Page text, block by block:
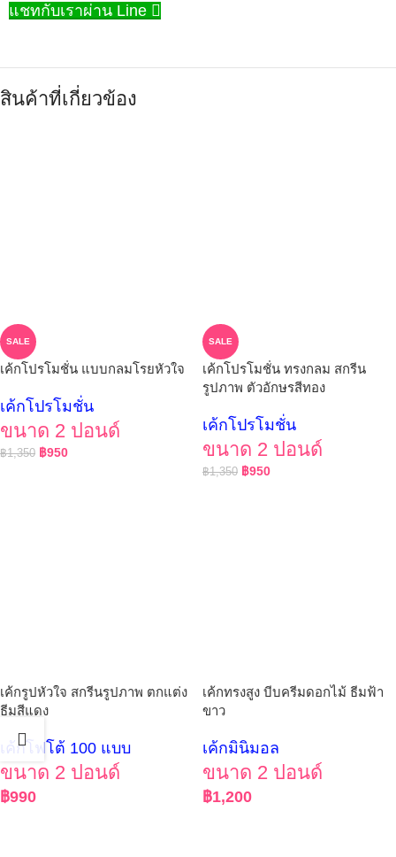
แชทกับเราผ่าน Line
สินค้าที่เกี่ยวข้อง
SALE
เค้กโปรโมชั่น แบบกลมโรยหัวใจ
เค้กโปรโมชั่น
ขนาด 2 ปอนด์
฿1,350 ฿950
SALE
เค้กโปรโมชั่น ทรงกลม สกรีน
รูปภาพ ตัวอักษรสีทอง
เค้กโปรโมชั่น
ขนาด 2 ปอนด์
฿1,350 ฿950
เค้กรูปหัวใจ สกรีนรูปภาพ ตกแต่ง
ธีมสีแดง
เค้กโฟโต้ 100 แบบ
ขนาด 2 ปอนด์
฿990
เค้กทรงสูง บีบครีมดอกไม้ ธีมฟ้า
ขาว
เค้กมินิมอล
ขนาด 2 ปอนด์
฿1,200